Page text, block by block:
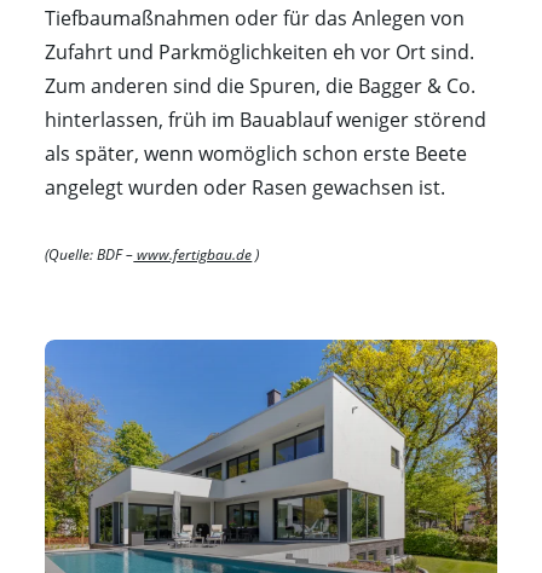
Tiefbaumaßnahmen oder für das Anlegen von
Zufahrt und Parkmöglichkeiten eh vor Ort sind.
Zum anderen sind die Spuren, die Bagger & Co.
hinterlassen, früh im Bauablauf weniger störend
als später, wenn womöglich schon erste Beete
angelegt wurden oder Rasen gewachsen ist.
(Quelle: BDF –www.fertigbau.de)